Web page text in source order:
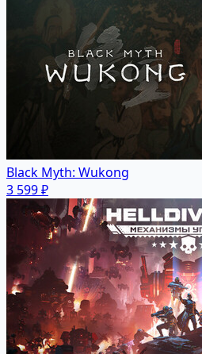
Black Myth: Wukong
3 599 ₽